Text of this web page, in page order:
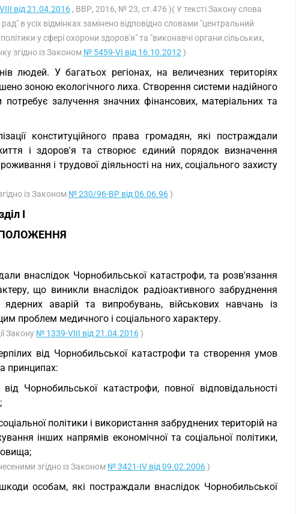
від 21.04.2016, ВВР, 2016, № 23, ст.476 )( У тексті Закону слова
в усіх відмінках замінено відповідно словами "центральний
у сфері охорони здоров'я" та "виконавчі органи сільських,
згідно із Законом № 5459-VI від 16.10.2012 )
людей. У багатьох регіонах, на величезних територіях
зоною екологічного лиха. Створення системи надійного
залучення значних фінансових, матеріальних та
конституційного права громадян, які постраждали
і здоров'я та створює єдиний порядок визначення
і трудової діяльності на них, соціального захисту
із Законом № 230/96-ВР від 06.06.96)
I
внаслідок Чорнобильської катастрофи, та розв'язання
що виникли внаслідок радіоактивного забруднення
аварій та випробувань, військових навчань із
проблем медичного і соціального характеру.
Закону № 1339-VIII від 21.04.2016)
від Чорнобильської катастрофи та створення умов
принципах:
Чорнобильської катастрофи, повної відповідальності
політики і використання забруднених територій на
інших напрямів економічної та соціальної політики,
згідно із Законом № 3421-IV від 09.02.2006)
особам, які постраждали внаслідок Чорнобильської